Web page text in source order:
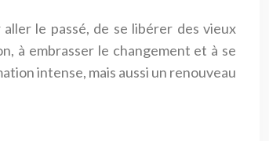
le passé, de se libérer des vieux
à embrasser le changement et à se
intense, mais aussi un renouveau